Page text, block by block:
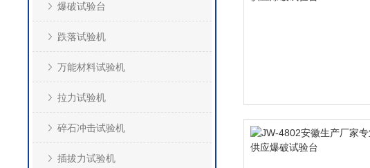
爆破试验台
跌落试验机
万能材料试验机
拉力试验机
碎石冲击试验机
插拔力试验机